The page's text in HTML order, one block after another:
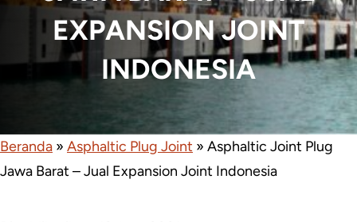
EXPANSION JOINT
INDONESIA
Beranda » Asphaltic Plug Joint » Asphaltic Joint Plug
Jawa Barat – Jual Expansion Joint Indonesia